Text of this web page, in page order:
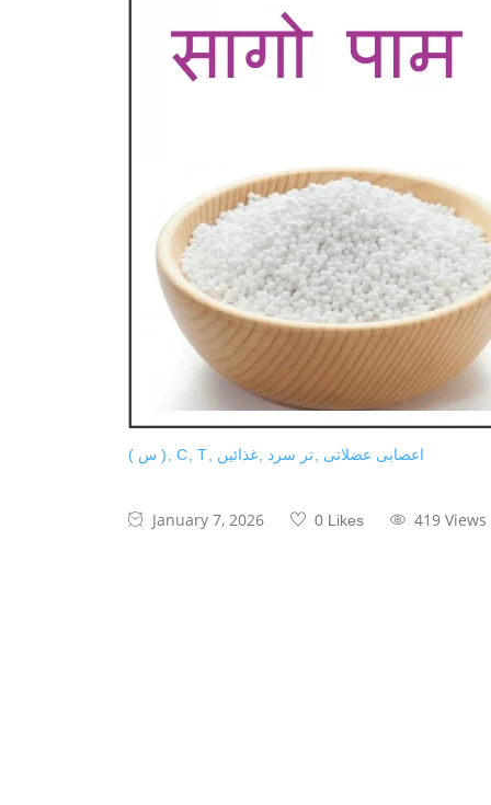
( س ) C T اعصابی عضلاتی تر سرد غذائیں
January 7, 2026 0 Likes 419 Views